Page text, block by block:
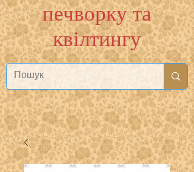
печворку та
квілтингу